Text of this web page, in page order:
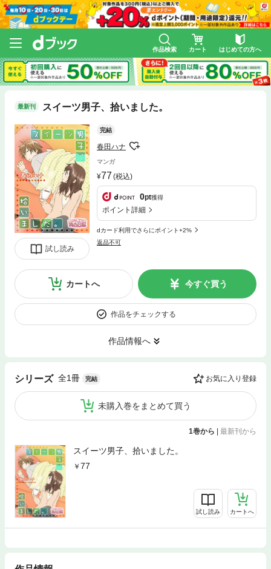
作品検索 カート はじめての方へ
最新刊 スイーツ男子、拾いました。
試し読み
完結
春田ハナ
マンガ
77 (税込)
0pt獲得
ポイント詳細
dカード利用でさらにポイント+2%
返品不可
カートへ 今すぐ買う
作品をチェックする
作品情報へ
シリーズ 全1冊 完結 お気に入り登録
未購入巻をまとめて買う
1巻から | 最新刊から
スイーツ男子、拾いました。
77
試し読み カートへ